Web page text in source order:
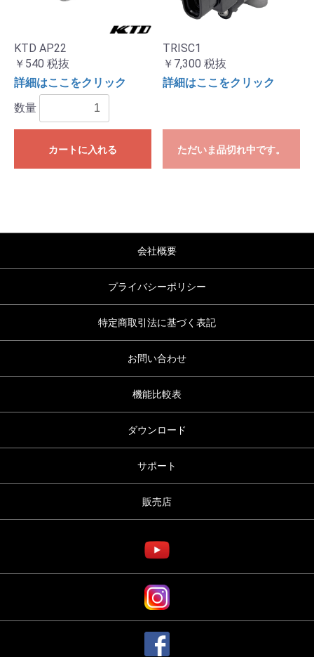
KTD AP22
￥540 税抜
詳細はここをクリック
数量
カートに入れる
TRISC1
￥7,300 税抜
詳細はここをクリック
ただいま品切れ中です。
会社概要
プライバシーポリシー
特定商取引法に基づく表記
お問い合わせ
機能比較表
ダウンロード
サポート
販売店